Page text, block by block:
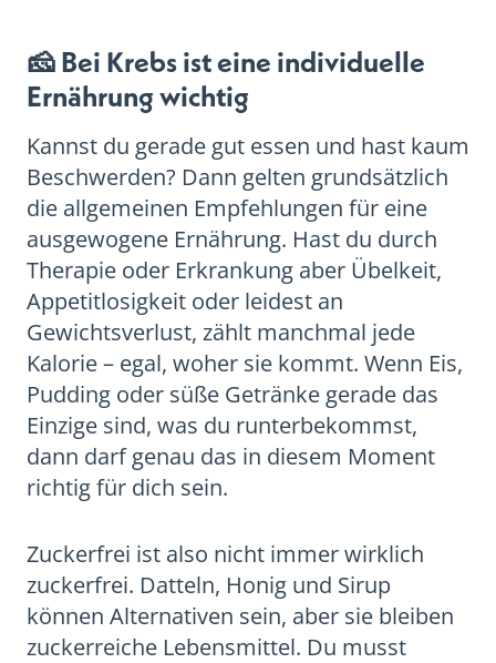
🧀 Bei Krebs ist eine individuelle
Ernährung wichtig
Kannst du gerade gut essen und hast kaum
Beschwerden? Dann gelten grundsätzlich
die allgemeinen Empfehlungen für eine
ausgewogene Ernährung. Hast du durch
Therapie oder Erkrankung aber Übelkeit,
Appetitlosigkeit oder leidest an
Gewichtsverlust, zählt manchmal jede
Kalorie – egal, woher sie kommt. Wenn Eis,
Pudding oder süße Getränke gerade das
Einzige sind, was du runterbekommst,
dann darf genau das in diesem Moment
richtig für dich sein.
Zuckerfrei ist also nicht immer wirklich
zuckerfrei. Datteln, Honig und Sirup
können Alternativen sein, aber sie bleiben
zuckerreiche Lebensmittel. Du musst